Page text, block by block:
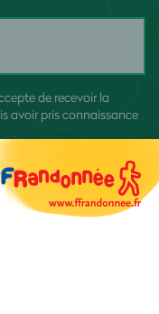
de recevoir la
avoir pris connaissance